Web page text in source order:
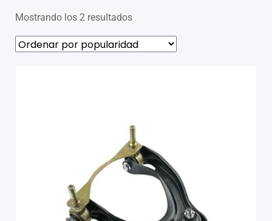
Mostrando los 2 resultados